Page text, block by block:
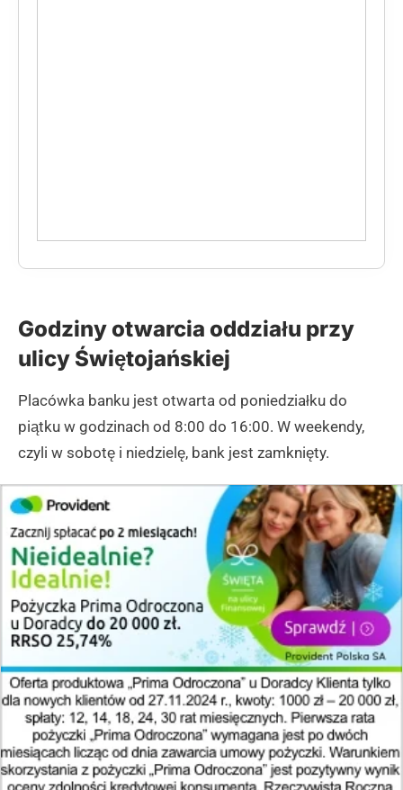
Godziny otwarcia oddziału przy
ulicy Świętojańskiej
Placówka banku jest otwarta od poniedziałku do
piątku w godzinach od 8:00 do 16:00. W weekendy,
czyli w sobotę i niedzielę, bank jest zamknięty.